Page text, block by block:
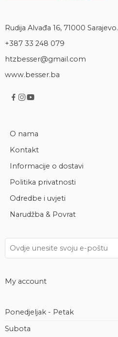
Rudija Alvađa 16, 71000 Sarajevo.
+387 33 248 079
htzbesser@gmail.com
www.besser.ba
O nama
Kontakt
Informacije o dostavi
Politika privatnosti
Odredbe i uvjeti
Narudžba & Povrat
My account
Ponedjeljak - Petak
Subota